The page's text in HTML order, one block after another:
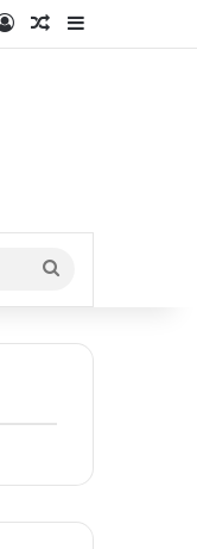
Kayıt OlRastgele Makale
Kenar
yap